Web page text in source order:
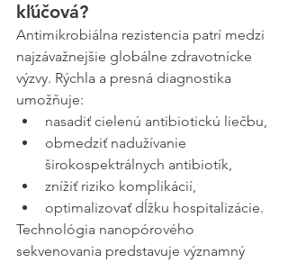
kľúčová?
Antimikrobiálna rezistencia patrí medzi
najzávažnejšie globálne zdravotnícke
výzvy. Rýchla a presná diagnostika
umožňuje:
nasadiť cielenú antibiotickú liečbu,
obmedziť nadužívanie
širokospektrálnych antibiotík,
znížiť riziko komplikácií,
optimalizovať dĺžku hospitalizácie.
Technológia nanopórového
sekvenovania predstavuje významný